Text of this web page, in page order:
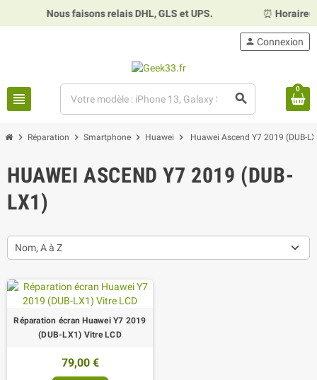
Nous faisons relais DHL, GLS et UPS. ⏰Horaires :
view_headline search
person Connexion
0
chevron_right Réparation chevron_right Smartphone chevron_right Huawei chevron_right Huawei Ascend Y7 2019 (DUB-
HUAWEI ASCEND Y7 2019 (DUB-
LX1)
Nom, A à Z
Réparation écran Huawei Y7 2019
(DUB-LX1) Vitre LCD
79,00 €